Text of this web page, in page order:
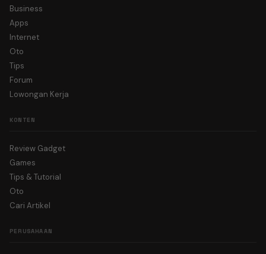
Business
Apps
Internet
Oto
Tips
Forum
Lowongan Kerja
KONTEN
Review Gadget
Games
Tips & Tutorial
Oto
Cari Artikel
PERUSAHAAN